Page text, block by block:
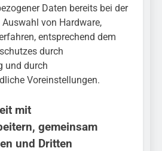
Daten bereits bei der
von Hardware,
entsprechend dem
durch
und durch
Voreinstellungen.
mit
gemeinsam
und Dritten